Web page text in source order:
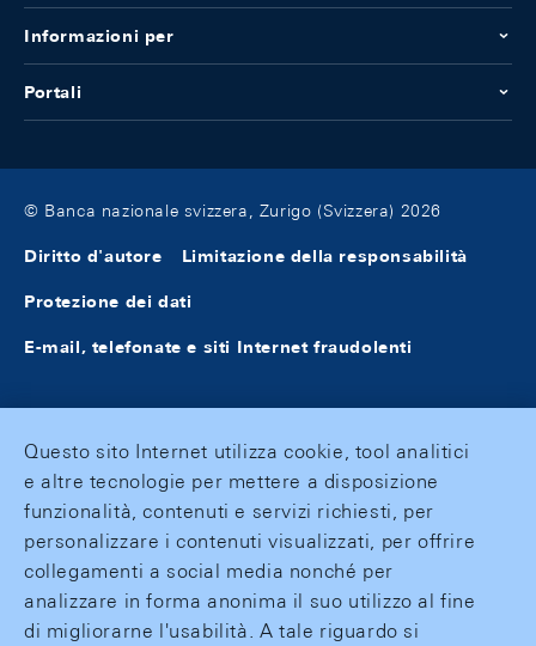
Informazioni per
Portali
© Banca nazionale svizzera, Zurigo (Svizzera) 2026
Diritto d'autore Limitazione della responsabilità
Protezione dei dati
E-mail, telefonate e siti Internet fraudolenti
Questo sito Internet utilizza cookie, tool analitici
e altre tecnologie per mettere a disposizione
funzionalità, contenuti e servizi richiesti, per
personalizzare i contenuti visualizzati, per offrire
collegamenti a social media nonché per
analizzare in forma anonima il suo utilizzo al fine
di migliorarne l'usabilità. A tale riguardo si